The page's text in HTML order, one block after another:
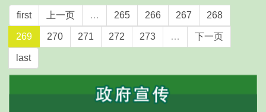
first 上一页 … 265 266 267 268
269 270 271 272 273 … 下一页
last